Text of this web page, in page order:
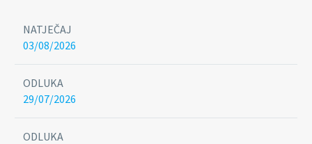
NATJEČAJ
03/08/2026
ODLUKA
29/07/2026
ODLUKA